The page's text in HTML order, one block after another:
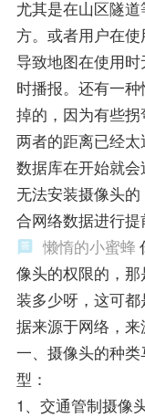
尤其是在山区隧
方。或者用户在使
导致地图在使用
时播报。还有一
掉的，因为有些
两者的距离已经太
数据库在开始就
无法安装摄像头
合网络数据进行提
懒惰的小蜜蜂
像头的权限的，
装多少呀，这可
据来源于网络，来
一、摄像头的种
型：
1、交通管制摄像